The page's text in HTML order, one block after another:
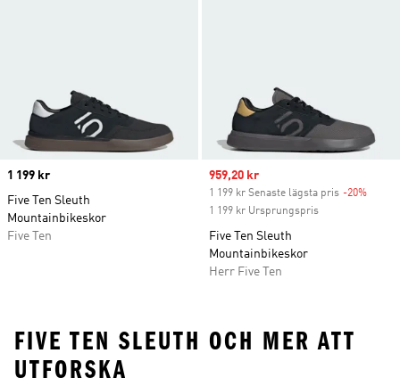
Price
1 199 kr
Five Ten Sleuth
Mountainbikeskor
Five Ten
Sale price
959,20 kr
1 199 kr Senaste lägsta pris -20%
1 199 kr Ursprungspris
Five Ten Sleuth
Mountainbikeskor
Herr Five Ten
FIVE TEN SLEUTH OCH MER ATT
UTFORSKA